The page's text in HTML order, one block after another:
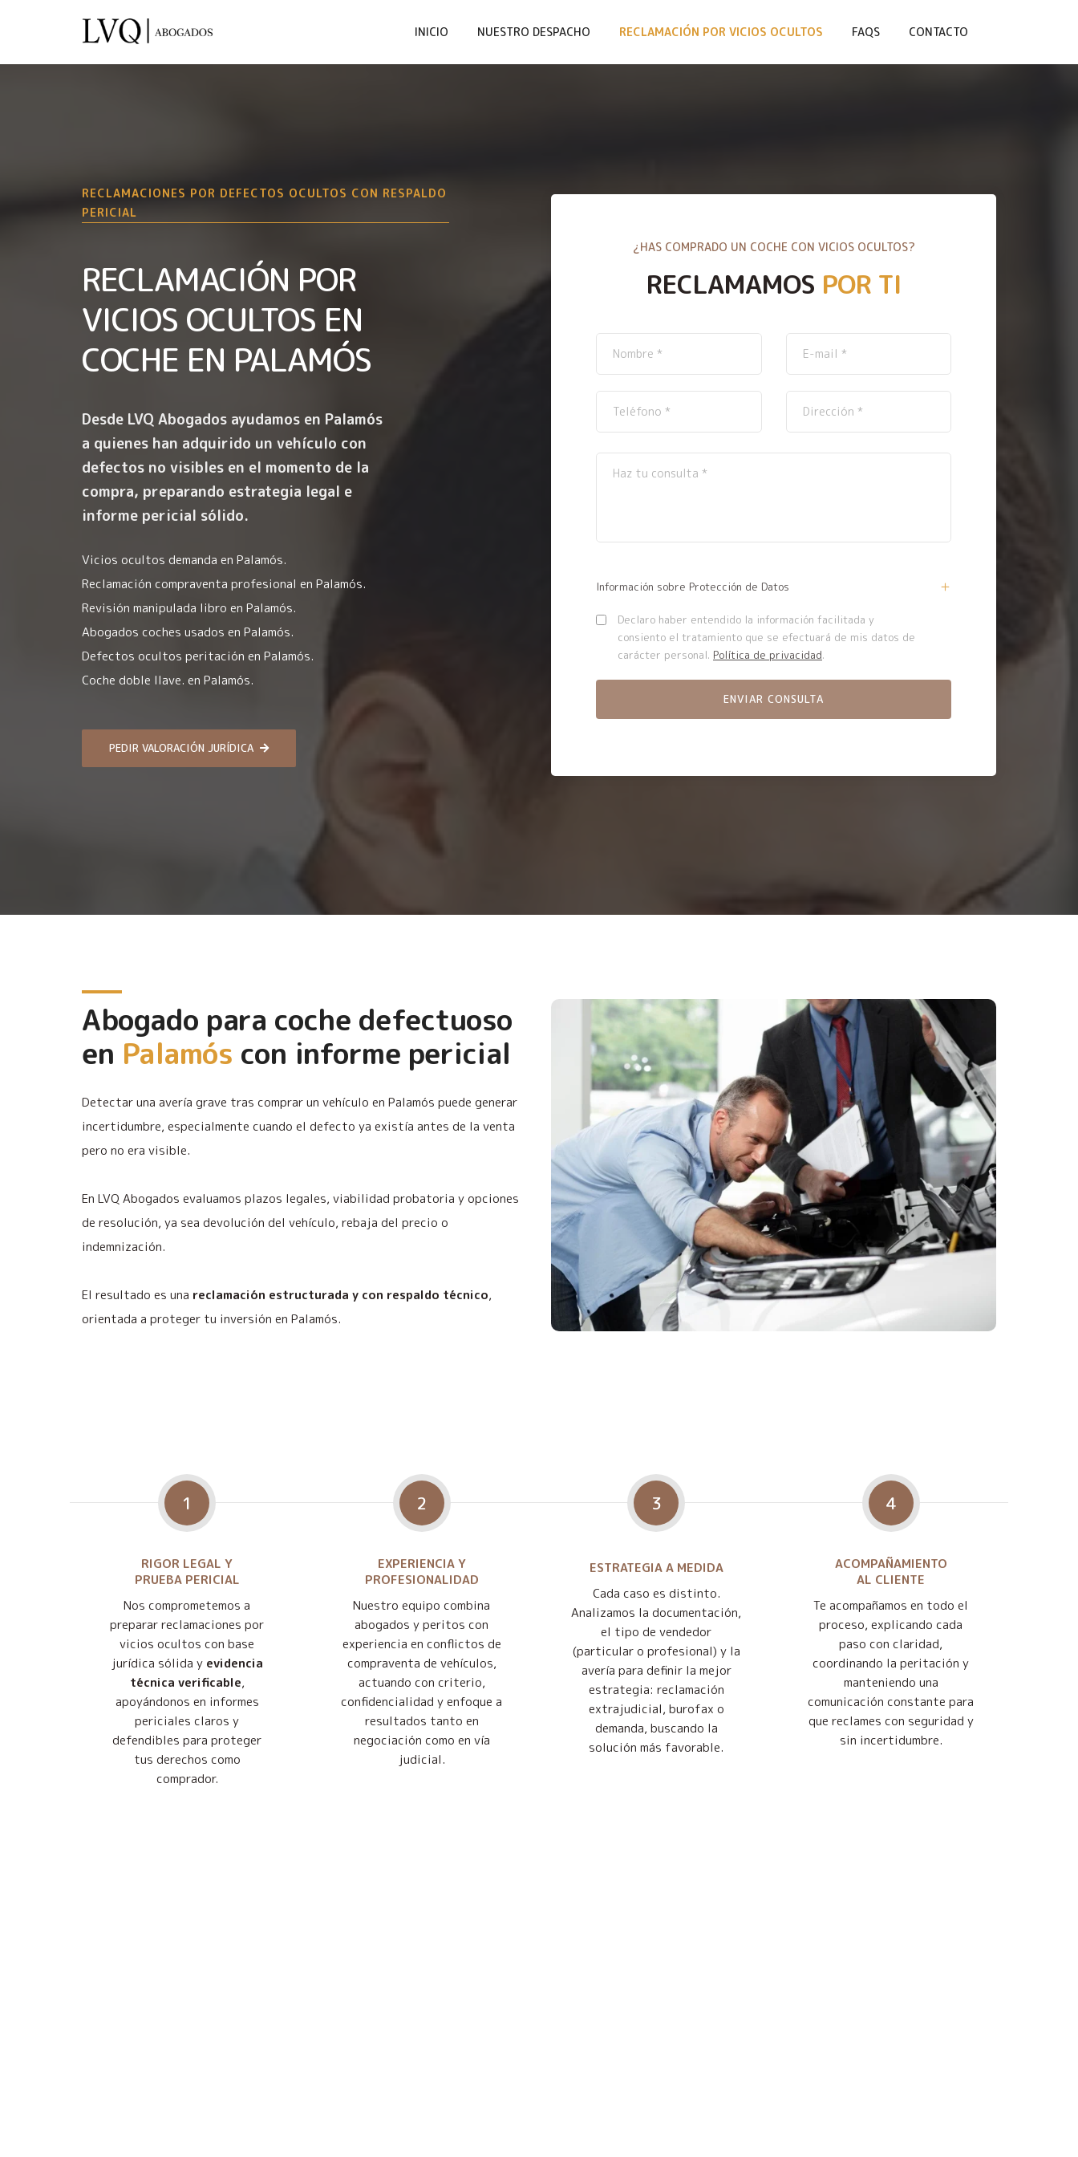
INICIO NUESTRO DESPACHO RECLAMACIÓN POR VICIOS OCULTOS FAQS CONTACTO
RECLAMACIONES POR DEFECTOS OCULTOS CON RESPALDO
PERICIAL
RECLAMACIÓN POR
VICIOS OCULTOS EN
COCHE EN PALAMÓS
Desde LVQ Abogados ayudamos en Palamós
a quienes han adquirido un vehículo con
defectos no visibles en el momento de la
compra, preparando estrategia legal e
informe pericial sólido.
Vicios ocultos demanda en Palamós.
Reclamación compraventa profesional en Palamós.
Revisión manipulada libro en Palamós.
Abogados coches usados en Palamós.
Defectos ocultos peritación en Palamós.
Coche doble llave. en Palamós.
PEDIR VALORACIÓN JURÍDICA
¿HAS COMPRADO UN COCHE CON VICIOS OCULTOS?
RECLAMAMOS POR TI
Información sobre Protección de Datos
Declaro haber entendido la información facilitada y
consiento el tratamiento que se efectuará de mis datos de
carácter personal. Política de privacidad.
Abogado para coche defectuoso
en Palamós con informe pericial
Detectar una avería grave tras comprar un vehículo en Palamós puede generar
incertidumbre, especialmente cuando el defecto ya existía antes de la venta
pero no era visible.
En LVQ Abogados evaluamos plazos legales, viabilidad probatoria y opciones
de resolución, ya sea devolución del vehículo, rebaja del precio o
indemnización.
El resultado es una reclamación estructurada y con respaldo técnico,
orientada a proteger tu inversión en Palamós.
1
RIGOR LEGAL Y
PRUEBA PERICIAL
Nos comprometemos a
preparar reclamaciones por
vicios ocultos con base
jurídica sólida y evidencia
técnica verificable,
apoyándonos en informes
periciales claros y
defendibles para proteger
tus derechos como
comprador.
2
EXPERIENCIA Y
PROFESIONALIDAD
Nuestro equipo combina
abogados y peritos con
experiencia en conflictos de
compraventa de vehículos,
actuando con criterio,
confidencialidad y enfoque a
resultados tanto en
negociación como en vía
judicial.
3
ESTRATEGIA A MEDIDA
Cada caso es distinto.
Analizamos la documentación,
el tipo de vendedor
(particular o profesional) y la
avería para definir la mejor
estrategia: reclamación
extrajudicial, burofax o
demanda, buscando la
solución más favorable.
4
ACOMPAÑAMIENTO
AL CLIENTE
Te acompañamos en todo el
proceso, explicando cada
paso con claridad,
coordinando la peritación y
manteniendo una
comunicación constante para
que reclames con seguridad y
sin incertidumbre.